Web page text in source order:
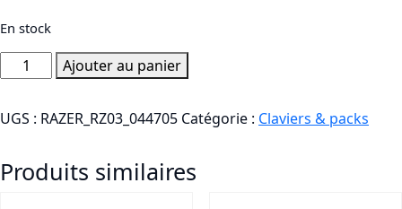
En stock
quantité
de
Ornata
X
Ajouter au panier
UGS : RAZER_RZ03_044705 Catégorie : Claviers & packs
Produits similaires